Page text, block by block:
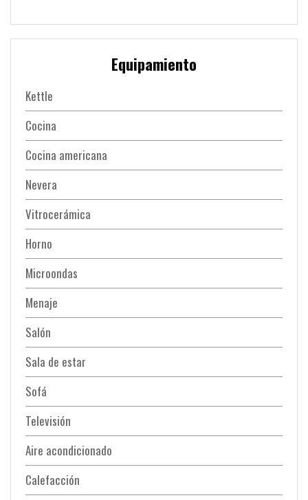
Equipamiento
Kettle
Cocina
Cocina americana
Nevera
Vitrocerámica
Horno
Microondas
Menaje
Salón
Sala de estar
Sofá
Televisión
Aire acondicionado
Calefacción